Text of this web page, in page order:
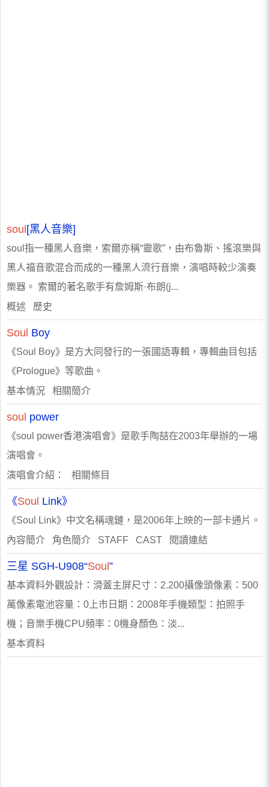
soul [黑人音樂]
soul指一種黑人音樂，索爾亦稱“靈歌”，由布魯斯、搖滾樂與
黑人福音歌混合而成的一種黑人流行音樂，演唱時較少演奏
樂器。 索爾的著名歌手有詹姆斯·布朗(j...
概述 歷史
Soul Boy
《Soul Boy》是方大同發行的一張國語專輯，專輯曲目包括
《Prologue》等歌曲。
基本情況 相關簡介
soul power
《soul power香港演唱會》是歌手陶喆在2003年舉辦的一場
演唱會。
演唱會介紹： 相關條目
《Soul Link》
《Soul Link》中文名稱魂鏈，是2006年上映的一部卡通片。
內容簡介 角色簡介 STAFF CAST 閱讀連結
三星 SGH-U908“Soul ”
基本資料外觀設計：滑蓋主屏尺寸：2.200攝像頭像素：500
萬像素電池容量：0上市日期：2008年手機類型：拍照手
機；音樂手機CPU頻率：0機身顏色：淡...
基本資料